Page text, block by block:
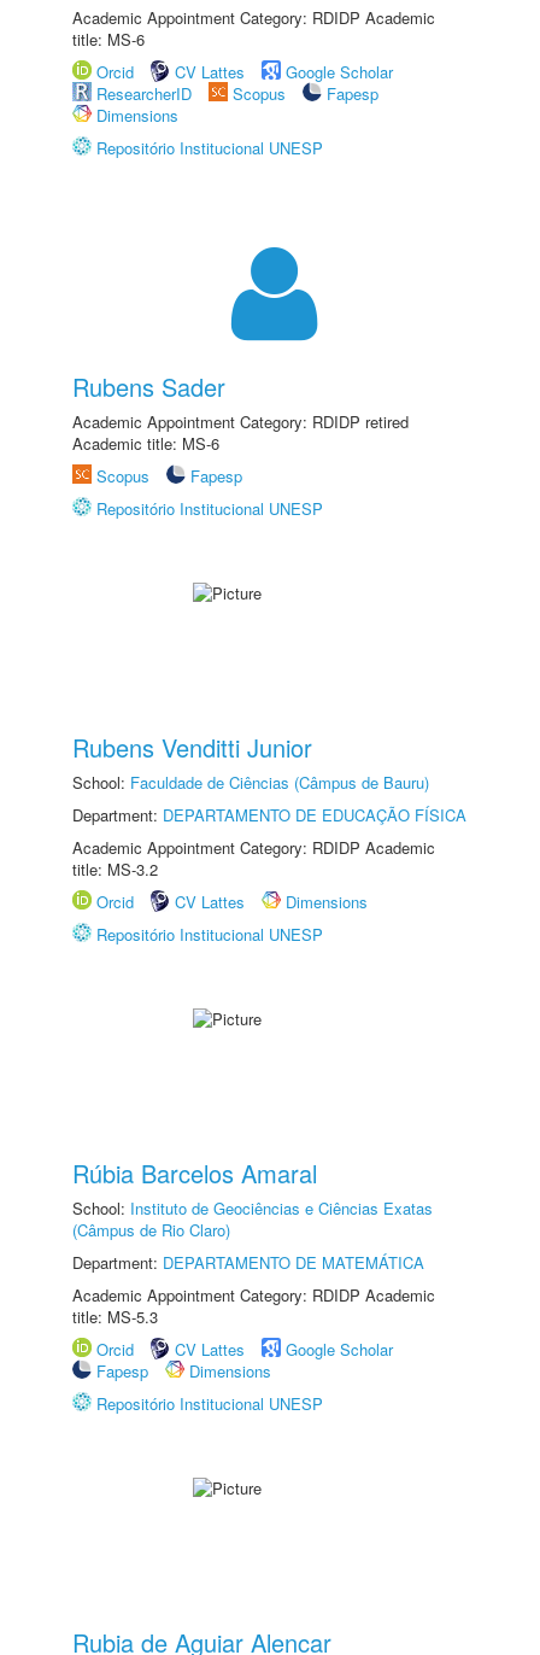
Academic Appointment Category: RDIDP Academic
title: MS-6
Orcid
CV Lattes
Google Scholar
ResearcherID
Scopus
Fapesp
Dimensions
Repositório Institucional UNESP
Rubens Sader
Academic Appointment Category: RDIDP retired
Academic title: MS-6
Scopus
Fapesp
Repositório Institucional UNESP
Rubens Venditti Junior
School: Faculdade de Ciências (Câmpus de Bauru)
Department: DEPARTAMENTO DE EDUCAÇÃO FÍSICA
Academic Appointment Category: RDIDP Academic
title: MS-3.2
Orcid
CV Lattes
Dimensions
Repositório Institucional UNESP
Rúbia Barcelos Amaral
School: Instituto de Geociências e Ciências Exatas
(Câmpus de Rio Claro)
Department: DEPARTAMENTO DE MATEMÁTICA
Academic Appointment Category: RDIDP Academic
title: MS-5.3
Orcid
CV Lattes
Google Scholar
Fapesp
Dimensions
Repositório Institucional UNESP
Rubia de Aguiar Alencar